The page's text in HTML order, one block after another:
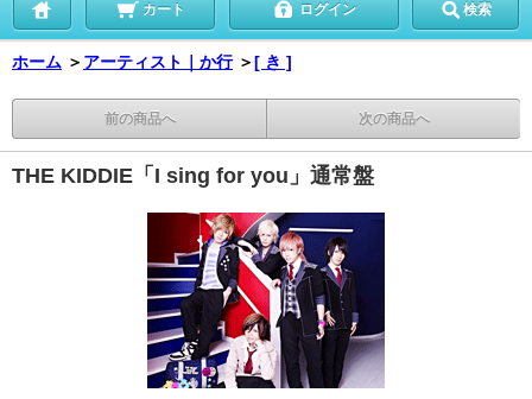
カート ログイン 検索
ホーム ＞ アーティスト｜か行 ＞[ き ]
前の商品へ 次の商品へ
THE KIDDIE「I sing for you」通常盤